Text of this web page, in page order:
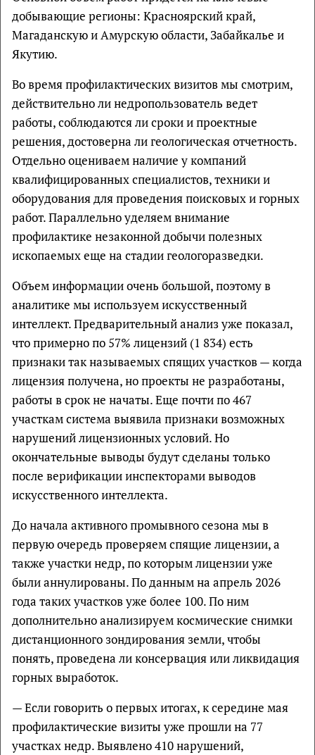
добывающие регионы: Красноярский край,
Магаданскую и Амурскую области, Забайкалье и
Якутию.
Во время профилактических визитов мы смотрим,
действительно ли недропользователь ведет
работы, соблюдаются ли сроки и проектные
решения, достоверна ли геологическая отчетность.
Отдельно оцениваем наличие у компаний
квалифицированных специалистов, техники и
оборудования для проведения поисковых и горных
работ. Параллельно уделяем внимание
профилактике незаконной добычи полезных
ископаемых еще на стадии геологоразведки.
Объем информации очень большой, поэтому в
аналитике мы используем искусственный
интеллект. Предварительный анализ уже показал,
что примерно по 57% лицензий (1 834) есть
признаки так называемых спящих участков — когда
лицензия получена, но проекты не разработаны,
работы в срок не начаты. Еще почти по 467
участкам система выявила признаки возможных
нарушений лицензионных условий. Но
окончательные выводы будут сделаны только
после верификации инспекторами выводов
искусственного интеллекта.
До начала активного промывного сезона мы в
первую очередь проверяем спящие лицензии, а
также участки недр, по которым лицензии уже
были аннулированы. По данным на апрель 2026
года таких участков уже более 100. По ним
дополнительно анализируем космические снимки
дистанционного зондирования земли, чтобы
понять, проведена ли консервация или ликвидация
горных выработок.
— Если говорить о первых итогах, к середине мая
профилактические визиты уже прошли на 77
участках недр. Выявлено 410 нарушений,